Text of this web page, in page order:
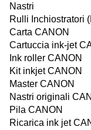
Nastri
Rulli Inchiostratori
Carta CANON
Cartuccia ink-jet
Ink roller CANON
Kit inkjet CANON
Master CANON
Nastri originali
Pila CANON
Ricarica ink jet